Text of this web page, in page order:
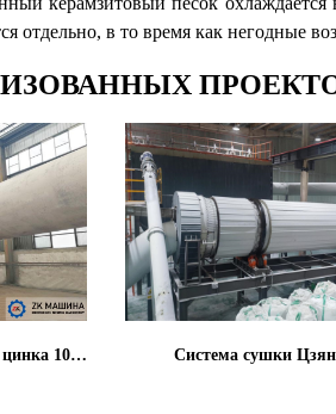
отдельно, в то время как негодные
Линия для производства окиси цинка 100 тысяч тонн в год Система сушки